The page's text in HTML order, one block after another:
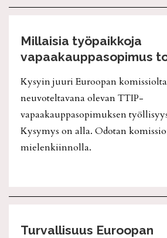
Millaisia työpaikkoja
vapaakauppasopimus
Kysyin juuri Euroopan
neuvoteltavana olevan TTIP-
vapaakauppasopimuksen
Kysymys on alla. Odotan
mielenkiinnolla.
Turvallisuus Euroopan